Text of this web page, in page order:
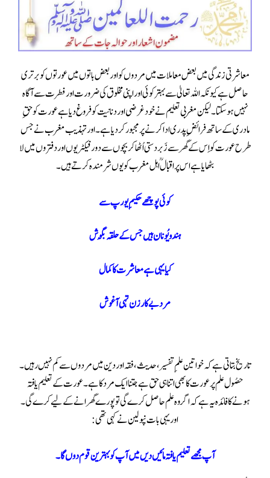
معاشرتی زندگی میں بعض معاملات میں مردوں کو اور بعض باتوں میں عورتوں کو برتری
حاصل ہےکیونکہ اللہ تعالیٰ سے بہتر کوئی اوراپنی مخلوق کی ضرورت اور فطرت سے آگاہ
نہیں ہو سکتا ۔ لیکن مغربی تعلیم نے خود غرضی اور دنانیت کو فروغ دیا ہے عورت کو حقِ
مادری کے ساتھ فرائضِ پدری ادا کرنے پر مجبور کر دیا ہے ۔ اور تہذیب مغرب نے جس
طرح عورت کو اِس کے گھر سے زَبردستی اُٹھاکر بچوں سے دور فیکٹریوں اور دفتروں میں لا
بٹھایا ہے اس پراقبالؒ اہل مغرب کو یوں شرمندہ کرتے ہیں۔
کوئی پوچھے حکیمِ یورپ سے
ہند و یُونان ہیں جس کے حلقہ بگُوش
کیا یہی ہے معاشرت کا کمال
مرد بے کار زن تہی آغوش
تاریخ بتاتی ہے کہ خواتین علم ِ تفسیر ، حدیث ، فقہ اور دین میں مردوں سے کم نہیں رہیں ۔
حصُول علم پر عورت کا بھی اتنا ہی حق ہے جتنا ایک مرد کا ہے۔عورت کے تعلیم یافتہ
ہونے کا فائدہ یہ ہے کہ اگر وہ علم حاصل کرے گی تو پورے گھرانے کے لیے کرے گی۔
اور یہی بات نپولین نے کہی تھی:
آپ مجھے تعلیم یافتہ مائیں دیں میں آپ کو بہترین قوم دوں گا۔